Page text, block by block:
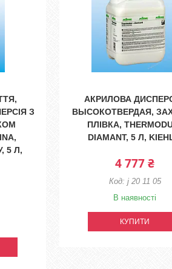
З
5 Л,
АКРИЛОВА
ВЫСОКОТВЕРДАЯ,
ПЛІВКА,
DIAMANT, 5 Л,
4 777 ₴
j 20 11 05
В наявності
КУПИТИ